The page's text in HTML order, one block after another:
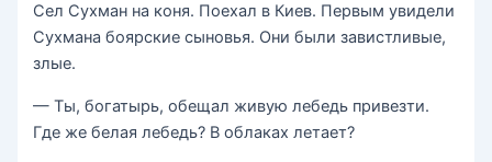
Сел Сухман на коня. Поехал в Киев. Первым увидели
Сухмана боярские сыновья. Они были завистливые,
злые.
— Ты, богатырь, обещал живую лебедь привезти.
Где же белая лебедь? В облаках летает?